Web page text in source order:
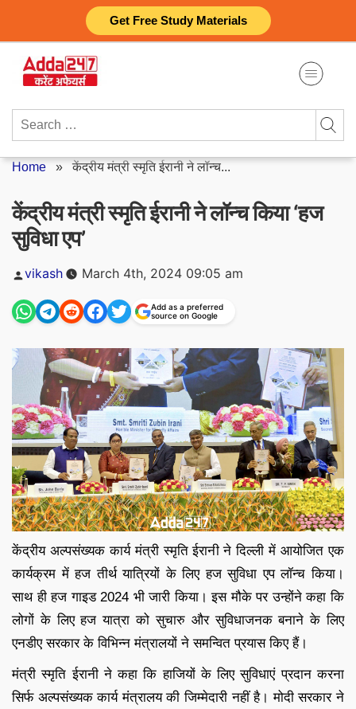
Get Free Study Materials
content
Search
Home »केंद्रीय मंत्री स्मृति ईरानी ने लॉन्च...
केंद्रीय मंत्री स्मृति ईरानी ने लॉन्च किया ‘हज
सुविधा एप’
Posted
vikash March 4th, 2024 09:05 am
Add as a preferred
source on Google
केंद्रीय अल्पसंख्यक कार्य मंत्री स्मृति ईरानी ने दिल्ली में आयोजित एक
कार्यक्रम में हज तीर्थ यात्रियों के लिए हज सुविधा एप लॉन्च किया।
साथ ही हज गाइड 2024 भी जारी किया। इस मौके पर उन्होंने कहा कि
लोगों के लिए हज यात्रा को सुचारु और सुविधाजनक बनाने के लिए
एनडीए सरकार के विभिन्न मंत्रालयों ने समन्वित प्रयास किए हैं।
मंत्री स्मृति ईरानी ने कहा कि हाजियों के लिए सुविधाएं प्रदान करना
सिर्फ अल्पसंख्यक कार्य मंत्रालय की जिम्मेदारी नहीं है। मोदी सरकार ने